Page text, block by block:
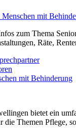
mit
zum Thema
Räte,
mit Behinderung
bietet ein
die Themen Pflege,